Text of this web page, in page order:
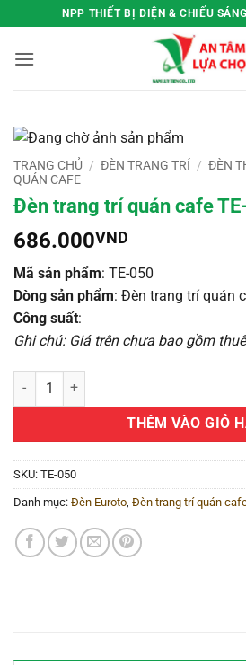
qua
nội
NPP THIẾT BỊ ĐIỆN & CHIẾU
TRANG CHỦ / ĐÈN TRANG TRÍ / ĐÈN
QUÁN CAFE
Đèn trang trí quán cafe
686.000VND
Mã sản phẩm: TE-050
Dòng sản phẩm: Đèn trang trí quán
Công suất:
Ghi chú: Giá trên chưa bao gồm
Đèn trang trí quán cafe TE-050 số lượng
THÊM VÀO GIỎ
SKU: TE-050
Danh mục: Đèn Euroto Đèn trang trí quán